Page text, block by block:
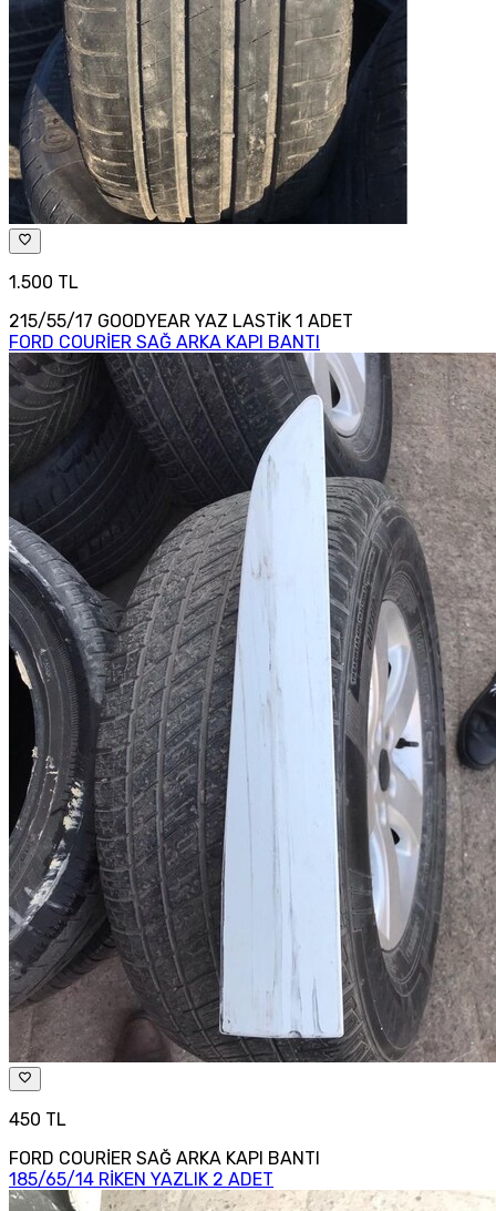
1.500 TL
215/55/17 GOODYEAR YAZ LASTİK 1 ADET
FORD COURİER SAĞ ARKA KAPI BANTI
450 TL
FORD COURİER SAĞ ARKA KAPI BANTI
185/65/14 RİKEN YAZLIK 2 ADET